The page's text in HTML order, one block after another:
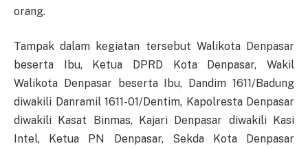
orang.
Tampak dalam kegiatan tersebut Walikota Denpasar
beserta Ibu, Ketua DPRD Kota Denpasar, Wakil
Walikota Denpasar beserta Ibu, Dandim 1611/Badung
diwakili Danramil 1611-01/Dentim, Kapolresta Denpasar
diwakili Kasat Binmas, Kajari Denpasar diwakili Kasi
Intel, Ketua PN Denpasar, Sekda Kota Denpasar